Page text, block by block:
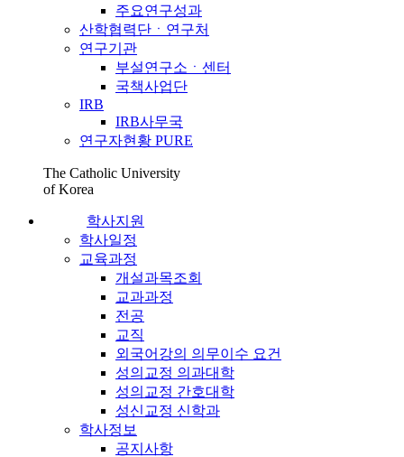
주요연구성과
산학협력단ㆍ연구처
연구기관
부설연구소ㆍ센터
국책사업단
IRB
IRB사무국
연구자현황 PURE
The Catholic University
of Korea
학사지원
학사일정
교육과정
개설과목조회
교과과정
전공
교직
외국어강의 의무이수 요건
성의교정 의과대학
성의교정 간호대학
성신교정 신학과
학사정보
공지사항